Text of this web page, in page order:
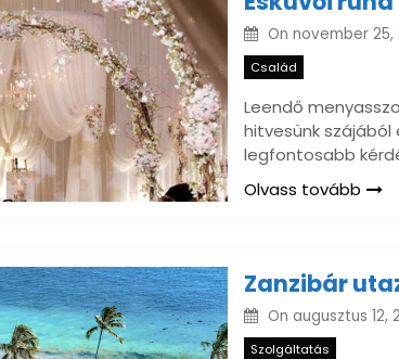
On november 25,
Család
Leendő
hitvesünk
legfontosabb
Olvass tovább
On augusztus 12,
Szolgáltatás